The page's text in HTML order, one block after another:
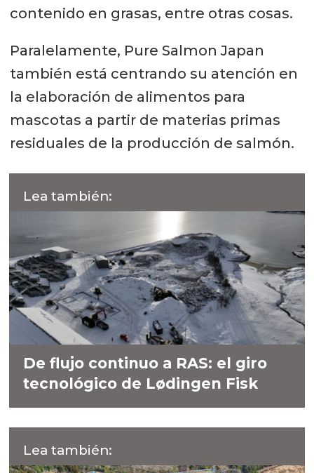
contenido en grasas, entre otras cosas.
Paralelamente, Pure Salmon Japan
también está centrando su atención en
la elaboración de alimentos para
mascotas a partir de materias primas
residuales de la producción de salmón.
Lea también:
De flujo continuo a RAS: el giro
tecnológico de Lødingen Fisk
Lea también: